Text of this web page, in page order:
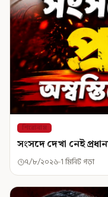
শিরোনাম
সংসদে দেখা নেই
৭/৮/২০২৬ 1 মিনিট পড়া